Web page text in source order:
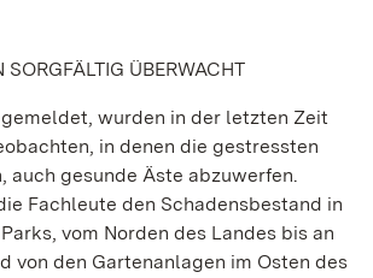
SORGFÄLTIG ÜBERWACHT
wurden in der letzten Zeit
in denen die gestressten
auch gesunde Äste abzuwerfen.
Fachleute den Schadensbestand in
vom Norden des Landes bis an
von den Gartenanlagen im Osten des